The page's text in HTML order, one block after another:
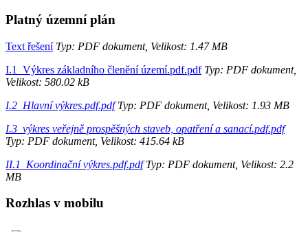
Platný územní plán
Text řešeníTyp: PDF dokument, Velikost: 1.47 MB
I.1_Výkres základního členění území.pdf.pdfTyp: PDF dokument,
Velikost: 580.02 kB
I.2_Hlavní výkres.pdf.pdfTyp: PDF dokument, Velikost: 1.93 MB
I.3_výkres veřejně prospěšných staveb, opatření a sanací.pdf.pdf
Typ: PDF dokument, Velikost: 415.64 kB
II.1_Koordinační výkres.pdf.pdfTyp: PDF dokument, Velikost: 2.2
MB
Rozhlas v mobilu